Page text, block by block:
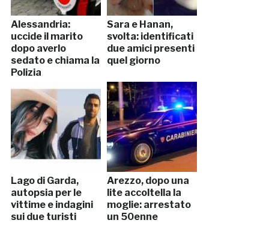
Alessandria:
uccide il marito
dopo averlo
sedato e chiama la
Polizia
Sara e Hanan,
svolta: identificati
due amici presenti
quel giorno
Lago di Garda,
autopsia per le
vittime e indagini
sui due turisti
Arezzo, dopo una
lite accoltella la
moglie: arrestato
un 50enne